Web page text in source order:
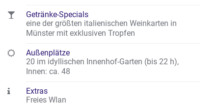
Getränke-Specials
eine der größten italienischen Weinkarten in
Münster mit exklusiven Tropfen
Außenplätze
20 im idyllischen Innenhof-Garten (bis 22 h),
Innen: ca. 48
Extras
Freies Wlan